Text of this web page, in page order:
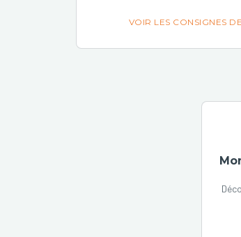
VOIR LES CONSIGNES